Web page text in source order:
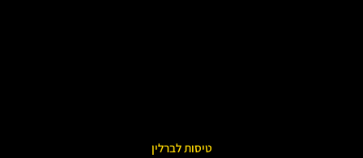
טיסות לברלין